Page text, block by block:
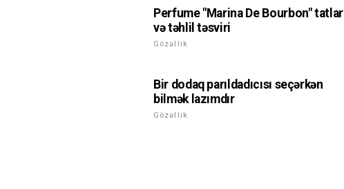
Perfume "Marina De Bourbon" tatlar
və təhlil təsviri
Gözəllik
Bir dodaq parıldadıcısı seçərkən
bilmək lazımdır
Gözəllik